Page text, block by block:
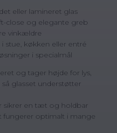
eller lamineret glas
close og elegante greb
vinkældre
stue, køkken eller entré
i specialmål
og tager højde for lys,
glasset understøtter
sikrer en tæt og holdbar
fungerer optimalt i mange